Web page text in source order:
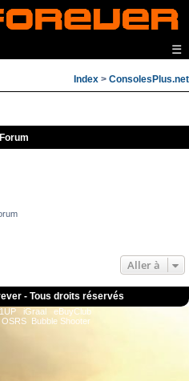
☰
Index > ConsolesPlus.net
Forum
Aller à
- Tous droits réservés
1UP iGraal
eBuyClub
OSRS Bubble Shooter